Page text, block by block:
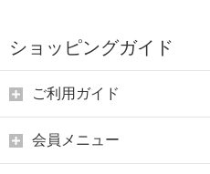
ショッピングガイド
ご利用ガイド
会員メニュー